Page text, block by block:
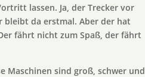
lassen. Ja, der Trecker vor
bleibt da erstmal. Aber der hat
fährt nicht zum Spaß, der fährt
Maschinen sind groß, schwer und